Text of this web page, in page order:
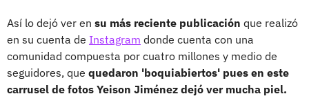
Así lo dejó ver en su más reciente publicación que realizó
en su cuenta de Instagram donde cuenta con una
comunidad compuesta por cuatro millones y medio de
seguidores, que quedaron 'boquiabiertos' pues en este
carrusel de fotos Yeison Jiménez dejó ver mucha piel.